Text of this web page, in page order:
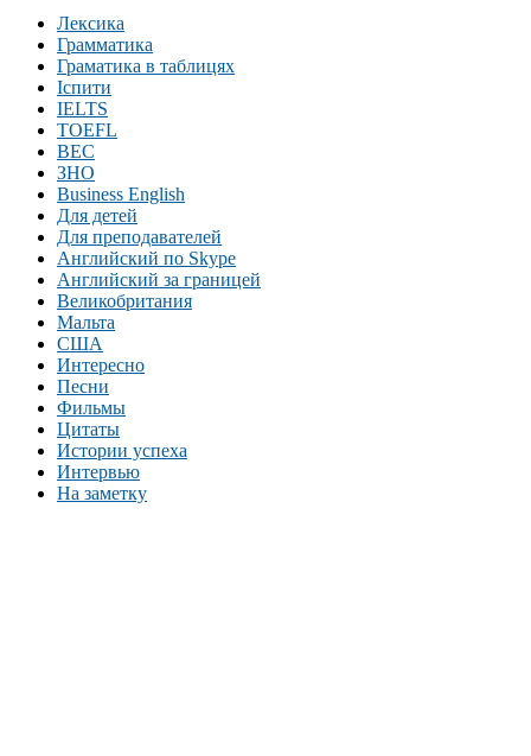
Лексика
Грамматика
Граматика в таблицях
Іспити
IELTS
TOEFL
BEC
ЗНО
Business English
Для детей
Для преподавателей
Английский по Skype
Английский за границей
Великобритания
Мальта
США
Интересно
Песни
Фильмы
Цитаты
Истории успеха
Интервью
На заметку